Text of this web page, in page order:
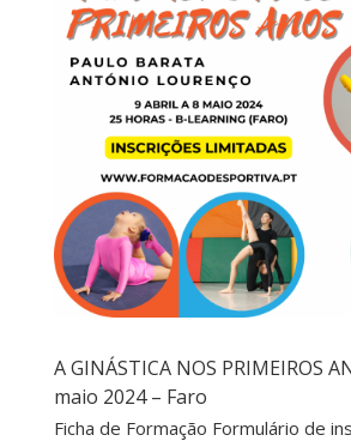
A GINÁSTICA NOS PRIMEIROS
maio 2024 – Faro
Ficha de Formação Formulário de